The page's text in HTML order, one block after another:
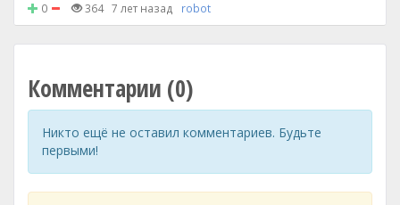
0 364 7 лет назад robot
Комментарии (0)
Никто ещё не оставил комментариев. Будьте
первыми!